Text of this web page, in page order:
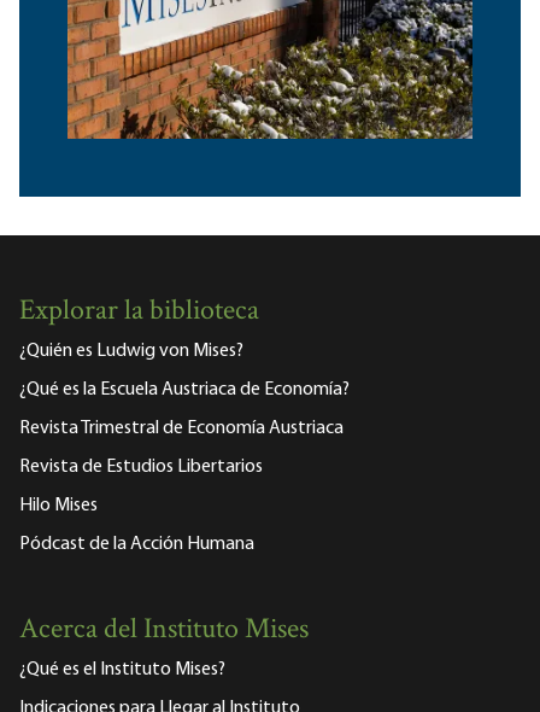
Explorar la biblioteca
¿Quién es Ludwig von Mises?
¿Qué es la Escuela Austriaca de Economía?
Revista Trimestral de Economía Austriaca
Revista de Estudios Libertarios
Hilo Mises
Pódcast de la Acción Humana
Acerca del Instituto Mises
¿Qué es el Instituto Mises?